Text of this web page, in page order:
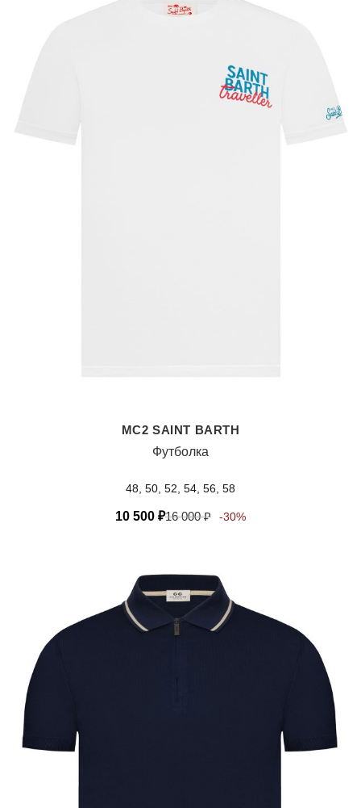
MC2 SAINT BARTH
Футболка
48, 50, 52, 54, 56, 58
10 500 ₽16 000₽ -30%